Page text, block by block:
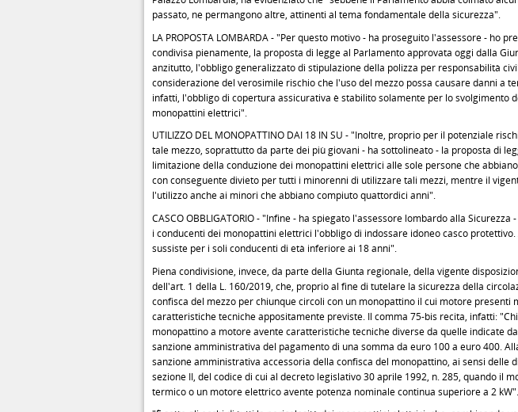
passato, ne permangono altre, attinenti al tema fondamentale della sicurezza".
LA PROPOSTA LOMBARDA - "Per questo motivo - ha proseguito l'assessore - ho
condivisa pienamente, la proposta di legge al Parlamento approvata oggi dalla
anzitutto, l'obbligo generalizzato di stipulazione della polizza per responsabilità
considerazione del verosimile rischio che l'uso del mezzo possa causare danni a
infatti, l'obbligo di copertura assicurativa è stabilito solamente per lo svolgimento
monopattini elettrici".
UTILIZZO DEL MONOPATTINO DAI 18 IN SU - "Inoltre, proprio per il potenziale
tale mezzo, soprattutto da parte dei più giovani - ha sottolineato - la proposta di
limitazione della conduzione dei monopattini elettrici alle sole persone che
con conseguente divieto per tutti i minorenni di utilizzare tali mezzi, mentre il
l'utilizzo anche ai minori che abbiano compiuto quattordici anni".
CASCO OBBLIGATORIO - "Infine - ha spiegato l'assessore lombardo alla
i conducenti dei monopattini elettrici l'obbligo di indossare idoneo casco
sussiste per i soli conducenti di età inferiore ai 18 anni".
Piena condivisione, invece, da parte della Giunta regionale, della vigente
dell'art. 1 della L. 160/2019, che, proprio al fine di tutelare la sicurezza della
confisca del mezzo per chiunque circoli con un monopattino il cui motore presenti
caratteristiche tecniche appositamente previste. Il comma 75-bis recita, infatti:
monopattino a motore avente caratteristiche tecniche diverse da quelle indicate
sanzione amministrativa del pagamento di una somma da euro 100 a euro 400.
sanzione amministrativa accessoria della confisca del monopattino, ai sensi delle
sezione II, del codice di cui al decreto legislativo 30 aprile 1992, n. 285, quando il
termico o un motore elettrico avente potenza nominale continua superiore a 2 kW".